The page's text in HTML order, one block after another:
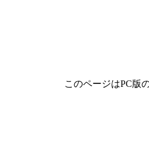
このページはPC版